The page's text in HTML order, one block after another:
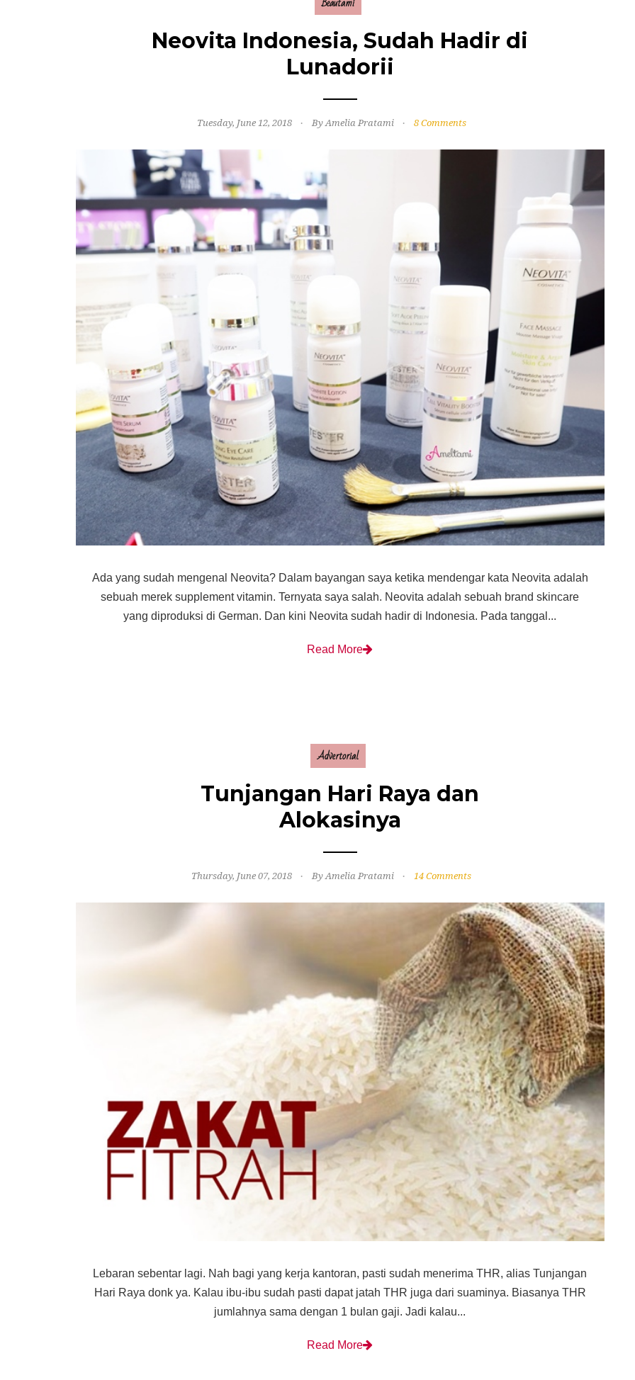
Neovita Indonesia, Sudah Hadir di
Lunadorii
Tuesday, June 12, 2018 By Amelia Pratami 8 Comments
Ada yang sudah mengenal Neovita? Dalam bayangan saya ketika mendengar kata Neovita adalah
sebuah merek supplement vitamin. Ternyata saya salah. Neovita adalah sebuah brand skincare
yang diproduksi di German. Dan kini Neovita sudah hadir di Indonesia. Pada tanggal...
Read More
Advertorial
Tunjangan Hari Raya dan
Alokasinya
Thursday, June 07, 2018 By Amelia Pratami 14 Comments
Lebaran sebentar lagi. Nah bagi yang kerja kantoran, pasti sudah menerima THR, alias Tunjangan
Hari Raya donk ya. Kalau ibu-ibu sudah pasti dapat jatah THR juga dari suaminya. Biasanya THR
jumlahnya sama dengan 1 bulan gaji. Jadi kalau...
Read More